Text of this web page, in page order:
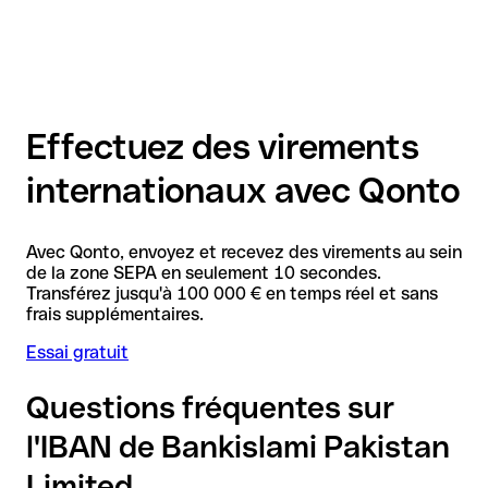
Effectuez des virements
internationaux avec Qonto
Avec Qonto, envoyez et recevez des virements au sein
de la zone SEPA en seulement 10 secondes.
Transférez jusqu'à 100 000 € en temps réel et sans
frais supplémentaires.
Essai gratuit
Questions fréquentes sur
l'IBAN de Bankislami Pakistan